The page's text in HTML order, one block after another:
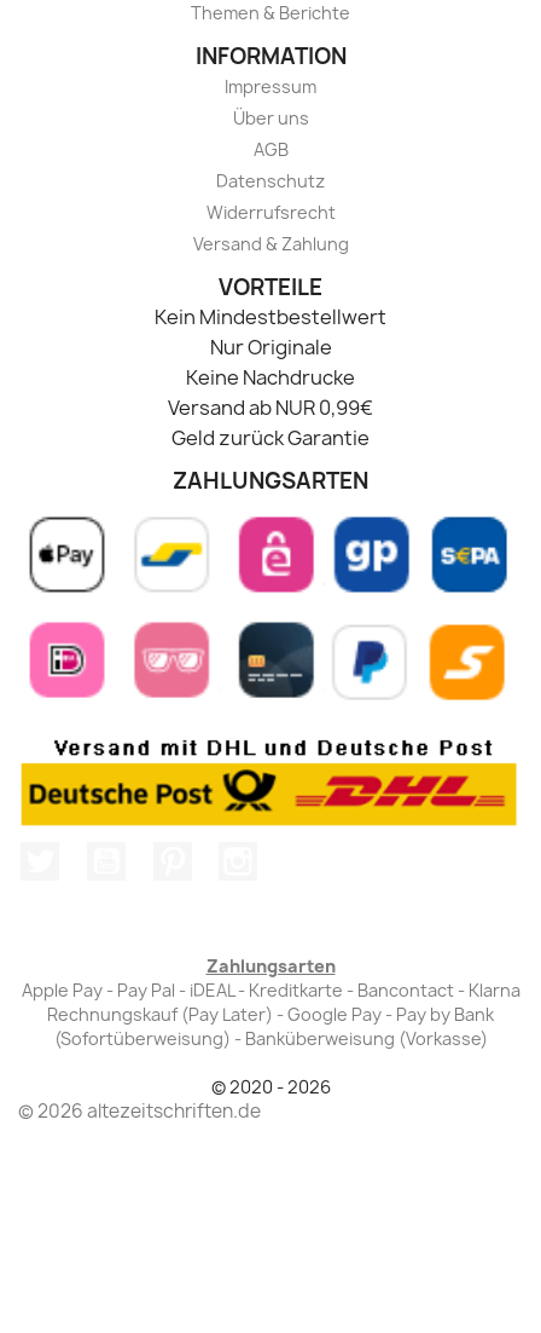
Themen & Berichte
INFORMATION
Impressum
Über uns
AGB
Datenschutz
Widerrufsrecht
Versand & Zahlung
VORTEILE
Kein Mindestbestellwert
Nur Originale
Keine Nachdrucke
Versand ab NUR 0,99€
Geld zurück Garantie
ZAHLUNGSARTEN
Zahlungsarten
Apple Pay - Pay Pal - iDEAL - Kreditkarte - Bancontact - Klarna
Rechnungskauf (Pay Later) - Google Pay - Pay by Bank
(Sofortüberweisung) - Banküberweisung (Vorkasse)
© 2020 - 2026
© 2026 altezeitschriften.de